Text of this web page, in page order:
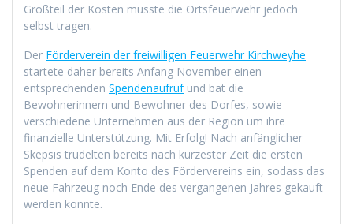
Großteil der Kosten musste die Ortsfeuerwehr jedoch
selbst tragen.
Der Förderverein der freiwilligen Feuerwehr Kirchweyhe
startete daher bereits Anfang November einen
entsprechenden Spendenaufrufund bat die
Bewohnerinnern und Bewohner des Dorfes, sowie
verschiedene Unternehmen aus der Region um ihre
finanzielle Unterstützung. Mit Erfolg! Nach anfänglicher
Skepsis trudelten bereits nach kürzester Zeit die ersten
Spenden auf dem Konto des Fördervereins ein, sodass das
neue Fahrzeug noch Ende des vergangenen Jahres gekauft
werden konnte.